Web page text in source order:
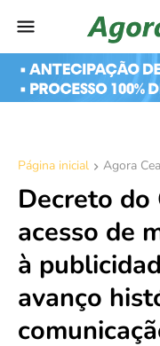
Página inicial Agora
Decreto do
acesso de
à
avanço